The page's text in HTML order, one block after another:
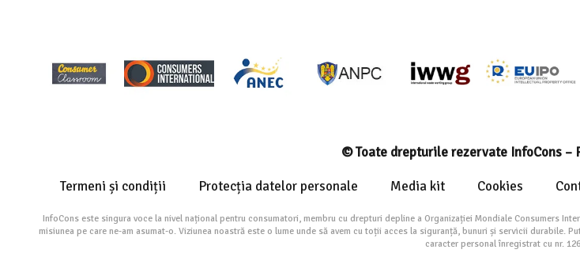
© Toate drepturile rezervate InfoCons –
Termeni și condiții Protecția datelor personale Media kit Cookies
InfoCons este singura voce la nivel național pentru consumatori, membru cu drepturi depline a Organizației Mondiale Consumers
misiunea pe care ne-am asumat-o. Viziunea noastră este o lume unde să avem cu toții acces la siguranță, bunuri și servicii
caracter personal înregistrat cu nr.